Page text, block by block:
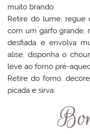
muito brando.
Retire do lume, regue
com um garfo grande,
desfiada e envolva
alise, disponha o
leve ao forno pré-
Retire do forno,
picada e sirva.